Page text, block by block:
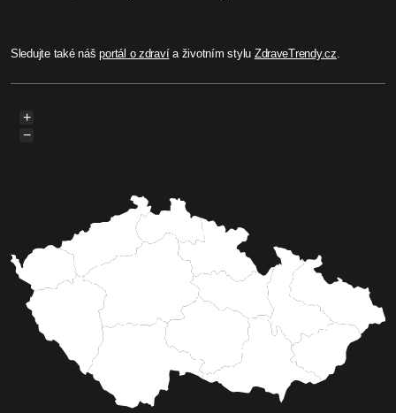
Sledujte také nášportál o zdravía životním stylu ZdraveTrendy.cz.
+
−